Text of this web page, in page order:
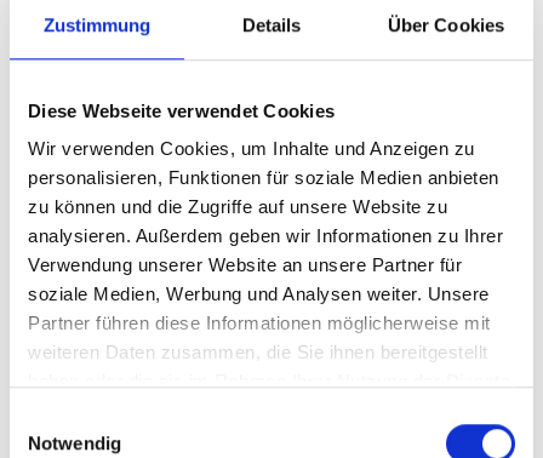
Zustimmung Details Über Cookies
Diese Webseite verwendet Cookies
Wir verwenden Cookies, um Inhalte und Anzeigen zu
personalisieren, Funktionen für soziale Medien anbieten
zu können und die Zugriffe auf unsere Website zu
analysieren. Außerdem geben wir Informationen zu Ihrer
Verwendung unserer Website an unsere Partner für
soziale Medien, Werbung und Analysen weiter. Unsere
Partner führen diese Informationen möglicherweise mit
weiteren Daten zusammen, die Sie ihnen bereitgestellt
Notwendig
2 Mark Silbermünze Friedrich Franz / Alexandra
Hochzeit Mecklenburg - Schwerin 1904 - J.86
Produkt aufrufen